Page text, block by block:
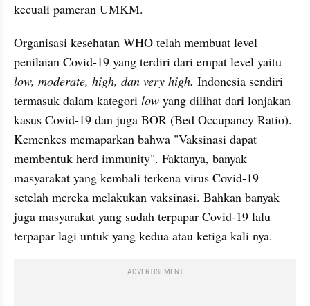
kecuali pameran UMKM.
Organisasi kesehatan WHO telah membuat level
low, moderate, high, dan very high. Indonesia sendiri
termasuk dalam kategori low yang dilihat dari lonjakan
kasus Covid-19 dan juga BOR (Bed Occupancy Ratio).
Kemenkes memaparkan bahwa "Vaksinasi dapat
membentuk herd immunity". Faktanya, banyak
masyarakat yang kembali terkena virus Covid-19
setelah mereka melakukan vaksinasi. Bahkan banyak
juga masyarakat yang sudah terpapar Covid-19 lalu
terpapar lagi untuk yang kedua atau ketiga kali nya.
ADVERTISEMENT